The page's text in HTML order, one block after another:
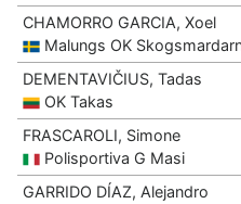
CHAMORRO GARCIA, Xoel
Malungs OK
DEMENTAVIČIUS, Tadas
OK Takas
FRASCAROLI, Simone
Polisportiva G Masi
GARRIDO DÍAZ, Alejandro